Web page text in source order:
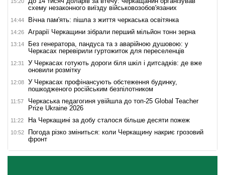
схему незаконного виїзду військовозобов'язаних
14:44 Вічна пам'ять: пішла з життя черкаська освітянка
14:26 Аграрії Черкащини зібрали перший мільйон тонн зерна
13:14
Без генератора, пандуса та з аварійною душовою: у
Черкасах перевірили гуртожиток для переселенців
12:31
У Черкасах готують дороги біля шкіл і дитсадків: де вже
оновили розмітку
12:08
У Черкасах профінансують обстеження будинку,
пошкодженого російським безпілотником
11:57
Черкаська педагогиня увійшла до топ-25 Global Teacher
Prize Ukraine 2026
11:22 На Черкащині за добу сталося більше десяти пожеж
10:52
Погода різко зміниться: коли Черкащину накриє грозовий
фронт